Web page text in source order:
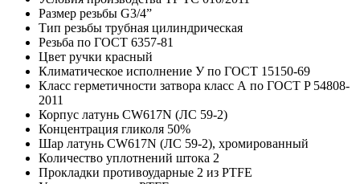
Размер резьбы G3/4”
Тип резьбы трубная цилиндрическая
Резьба по ГОСТ 6357-81
Цвет ручки красный
Климатическое исполнение У по ГОСТ 15150-69
Класс герметичности затвора класс А по ГОСТ P 54808-
2011
Корпус латунь CW617N (ЛС 59-2)
Концентрация гликоля 50%
Шар латунь CW617N (ЛС 59-2), хромированный
Количество уплотнений штока 2
Прокладки противоударные 2 из PTFE